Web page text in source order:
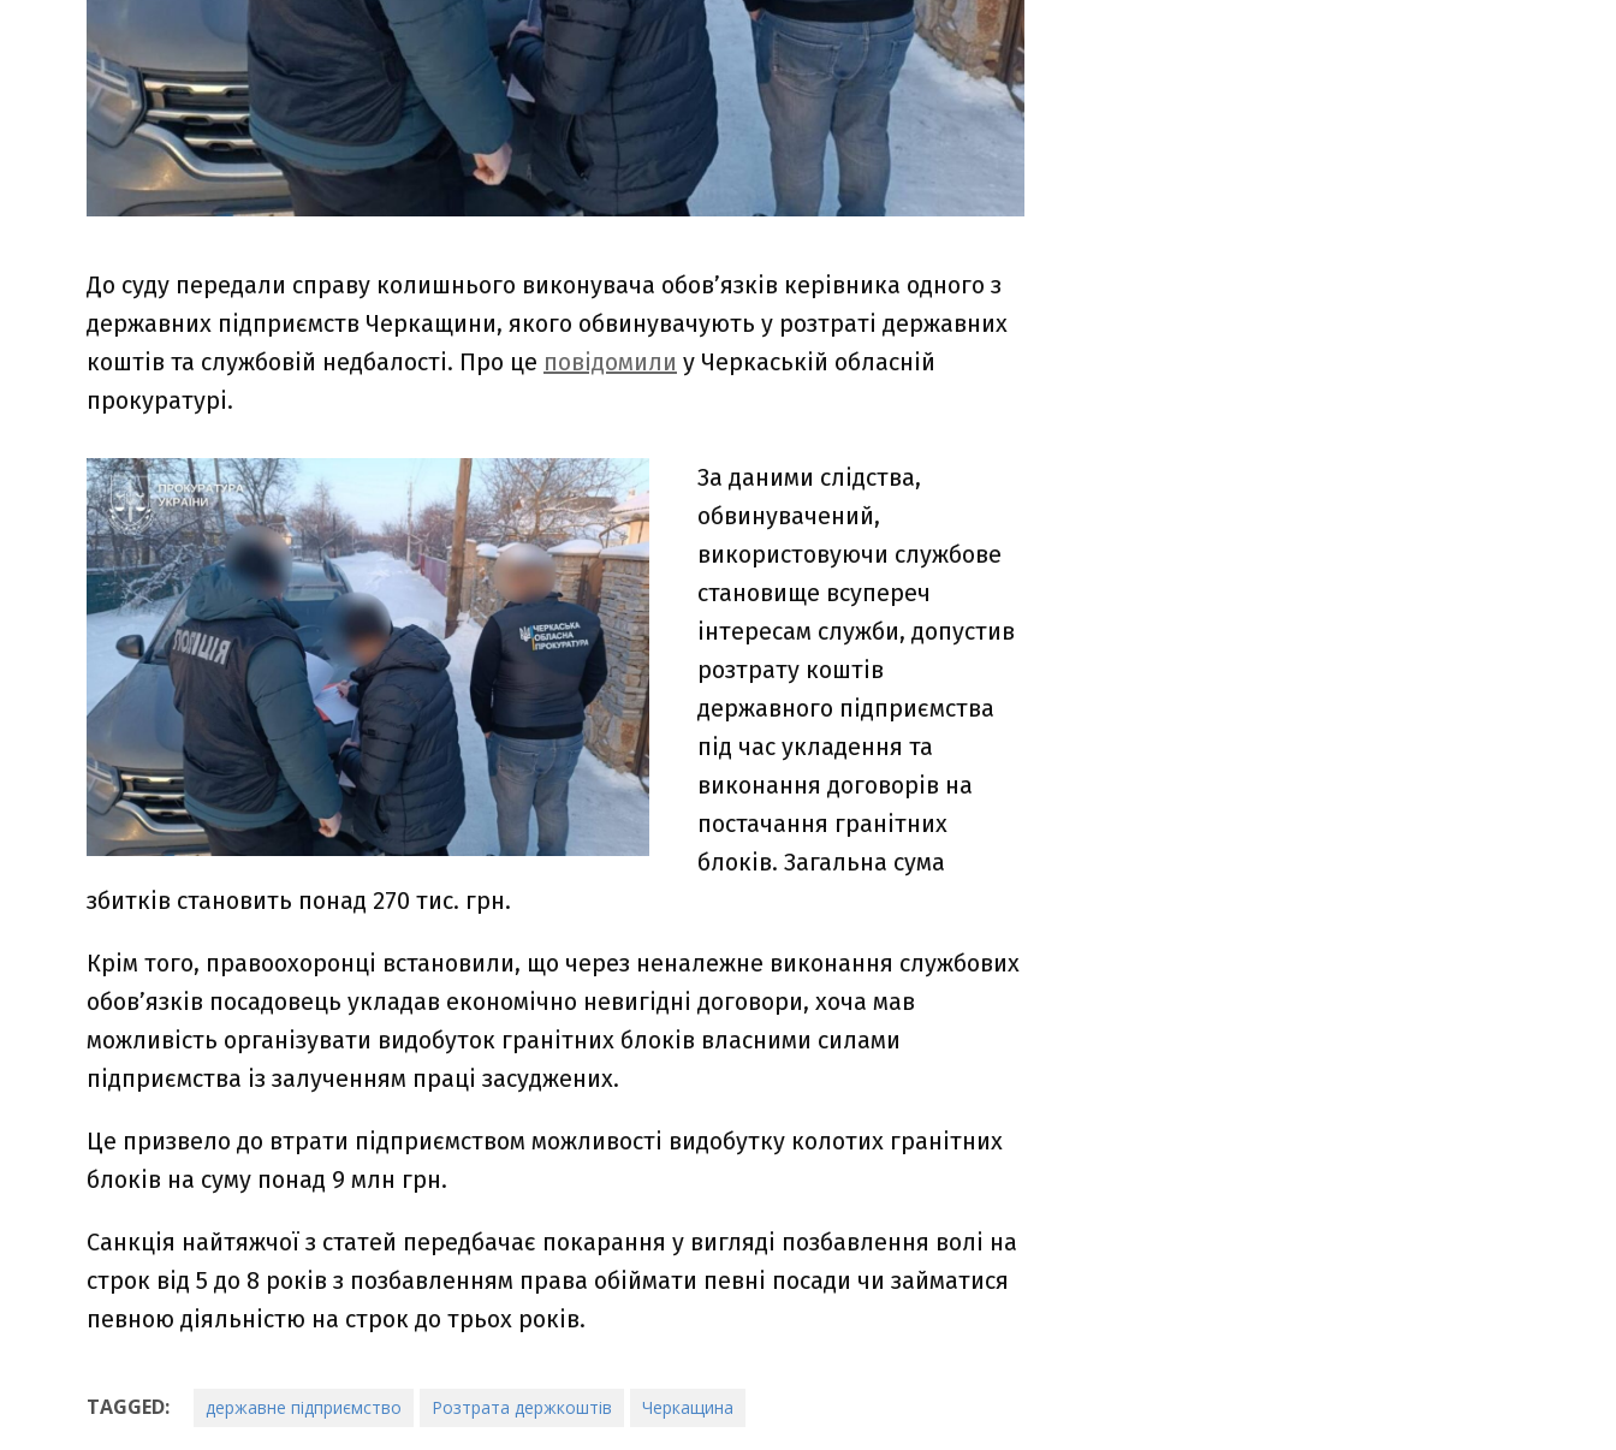
До суду передали справу колишнього виконувача обов’язків керівника одного з
державних підприємств Черкащини, якого обвинувачують у розтраті державних
коштів та службовій недбалості. Про це повідомили у Черкаській обласній
прокуратурі.
За даними слідства,
обвинувачений,
використовуючи службове
становище всупереч
інтересам служби, допустив
розтрату коштів
державного підприємства
під час укладення та
виконання договорів на
постачання гранітних
блоків. Загальна сума
збитків становить понад 270 тис. грн.
Крім того, правоохоронці встановили, що через неналежне виконання службових
обов’язків посадовець укладав економічно невигідні договори, хоча мав
можливість організувати видобуток гранітних блоків власними силами
підприємства із залученням праці засуджених.
Це призвело до втрати підприємством можливості видобутку колотих гранітних
блоків на суму понад 9 млн грн.
Санкція найтяжчої з статей передбачає покарання у вигляді позбавлення волі на
строк від 5 до 8 років з позбавленням права обіймати певні посади чи займатися
певною діяльністю на строк до трьох років.
TAGGED: державне підприємство Розтрата держкоштів Черкащина